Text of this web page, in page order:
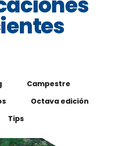
Campestre
Octava edición
Tips